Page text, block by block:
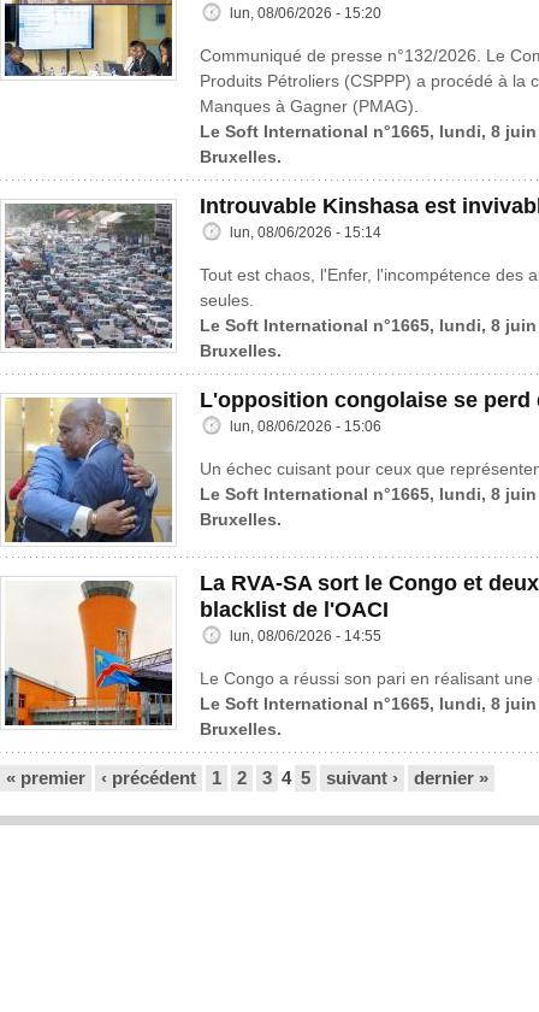
lun, 08/06/2026 - 15:20
Communiqué de presse n°132/2026. Le
Produits Pétroliers (CSPPP) a procédé à la
Manques à Gagner (PMAG).
Le Soft International n°1665, lundi, 8
Bruxelles.
Introuvable Kinshasa est
lun, 08/06/2026 - 15:14
Tout est chaos, l'Enfer, l'incompétence des
seules.
Le Soft International n°1665, lundi, 8
Bruxelles.
L'opposition congolaise se perd
lun, 08/06/2026 - 15:06
Un échec cuisant pour ceux que
Le Soft International n°1665, lundi, 8
Bruxelles.
La RVA-SA sort le Congo et
blacklist de l'OACI
lun, 08/06/2026 - 14:55
Le Congo a réussi son pari en réalisant une
Le Soft International n°1665, lundi, 8
Bruxelles.
« premier ‹ précédent 1 2 3 4 5 suivant › dernier »